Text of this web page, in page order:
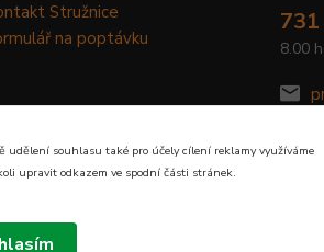
Stružnice
na poptávku
8.00
souhlasu také pro účely cílení reklamy využíváme
upravit odkazem ve spodní části stránek.